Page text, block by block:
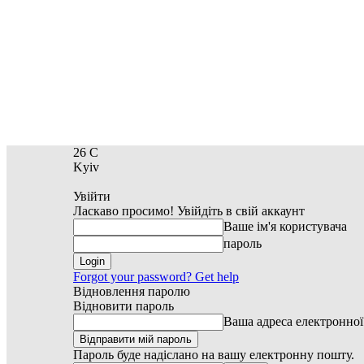
26 C
Kyiv
Увійти
Ласкаво просимо! Увійдіть в свій аккаунт
Ваше ім'я користувача
пароль
Forgot your password? Get help
Відновлення паролю
Відновити пароль
Ваша адреса
Пароль буде надіслано на вашу електронну пошту.